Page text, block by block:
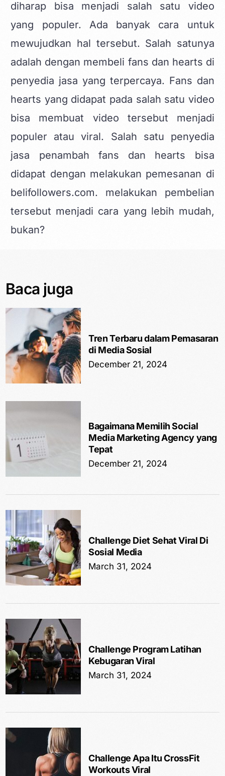
diharap bisa menjadi salah satu video
yang populer. Ada banyak cara untuk
mewujudkan hal tersebut. Salah satunya
adalah dengan membeli fans dan hearts di
penyedia jasa yang terpercaya. Fans dan
hearts yang didapat pada salah satu video
bisa membuat video tersebut menjadi
populer atau viral. Salah satu penyedia
jasa penambah fans dan hearts bisa
didapat dengan melakukan pemesanan di
belifollowers.com. melakukan pembelian
tersebut menjadi cara yang lebih mudah,
bukan?
Baca juga
Tren Terbaru dalam Pemasaran
di Media Sosial
December 21, 2024
Bagaimana Memilih Social
Media Marketing Agency yang
Tepat
December 21, 2024
Challenge Diet Sehat Viral Di
Sosial Media
March 31, 2024
Challenge Program Latihan
Kebugaran Viral
March 31, 2024
Challenge Apa Itu CrossFit
Workouts Viral